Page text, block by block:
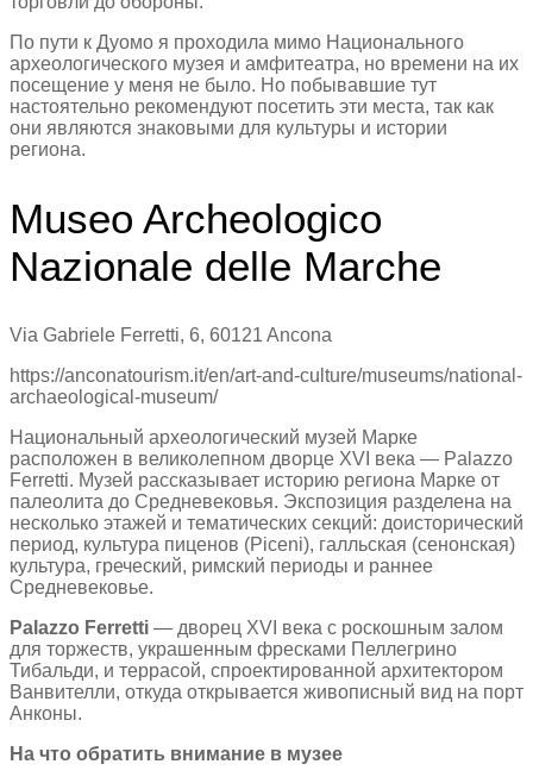
По пути к Дуомо я проходила мимо Национального
археологического музея и амфитеатра, но времени на их
посещение у меня не было. Но побывавшие тут
настоятельно рекомендуют посетить эти места, так как
они являются знаковыми для культуры и истории
региона.
Museo Archeologico
Nazionale delle Marche
Via Gabriele Ferretti, 6, 60121 Ancona
https://anconatourism.it/en/art-and-culture/museums/national-
archaeological-museum/
Национальный археологический музей Марке
расположен в великолепном дворце XVI века — Palazzo
Ferretti. Музей рассказывает историю региона Марке от
палеолита до Средневековья. Экспозиция разделена на
несколько этажей и тематических секций: доисторический
период, культура пиценов (Piceni), галльская (сенонская)
культура, греческий, римский периоды и раннее
Средневековье.
Palazzo Ferretti — дворец XVI века с роскошным залом
для торжеств, украшенным фресками Пеллегрино
Тибальди, и террасой, спроектированной архитектором
Ванвителли, откуда открывается живописный вид на порт
Анконы.
На что обратить внимание в музее